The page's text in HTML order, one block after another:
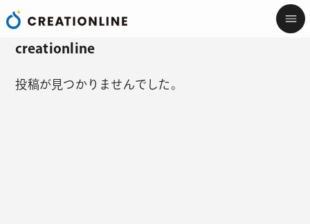
creationline
投稿が見つかりませんでした。